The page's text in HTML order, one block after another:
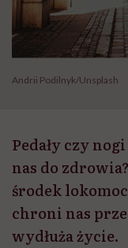
Andrii Podilnyk/Unsplash
Pedały czy
nas do
środek
chroni nas
wydłuża życie.